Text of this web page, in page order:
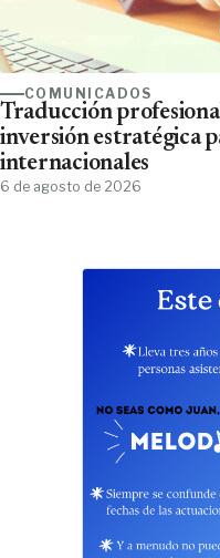
COMUNICADOS
Traducción
inversión estratégica
internacionales
6 de agosto de 2026